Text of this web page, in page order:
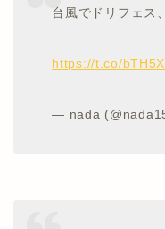
台風でドリフェス
https://t.co/
— nada